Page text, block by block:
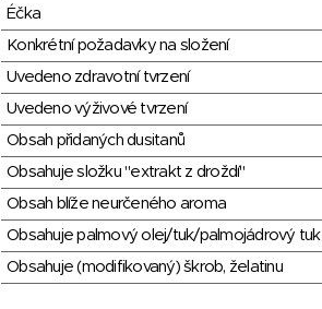
Éčka
Konkrétní požadavky na složení
Uvedeno zdravotní tvrzení
Uvedeno výživové tvrzení
Obsah přidaných dusitanů
Obsahuje složku "extrakt z droždí"
Obsah blíže neurčeného aroma
Obsahuje palmový olej/tuk/palmojádrový tuk
Obsahuje (modifikovaný) škrob, želatinu